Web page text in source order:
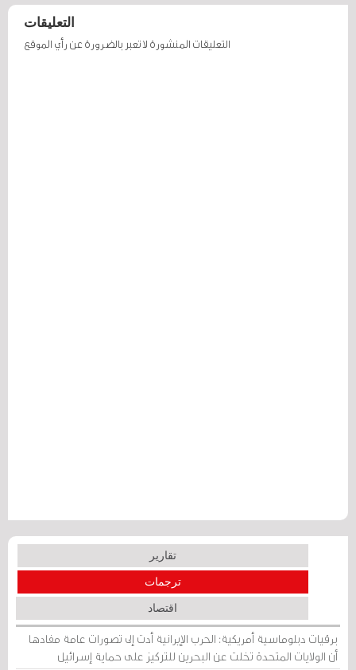
التعليقات
التعليقات المنشورة لا تعبر بالضرورة عن رأي الموقع
تقارير
ترجمات
اقتصاد
برقيات دبلوماسية أمريكية: الحرب الإيرانية أدت إلى تصورات عامة مفادها
أن الولايات المتحدة تخلت عن البحرين للتركيز على حماية إسرائيل